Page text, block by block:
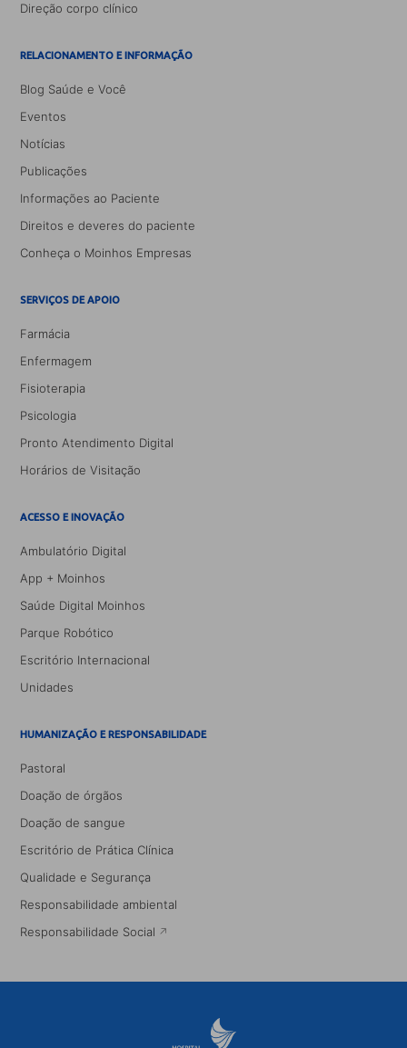
Direção corpo clínico
RELACIONAMENTO E INFORMAÇÃO
Blog Saúde e Você
Eventos
Notícias
Publicações
Informações ao Paciente
Direitos e deveres do paciente
Conheça o Moinhos Empresas
SERVIÇOS DE APOIO
Farmácia
Enfermagem
Fisioterapia
Psicologia
Pronto Atendimento Digital
Horários de Visitação
ACESSO E INOVAÇÃO
Ambulatório Digital
App + Moinhos
Saúde Digital Moinhos
Parque Robótico
Escritório Internacional
Unidades
HUMANIZAÇÃO E RESPONSABILIDADE
Pastoral
Doação de órgãos
Doação de sangue
Escritório de Prática Clínica
Qualidade e Segurança
Responsabilidade ambiental
Responsabilidade Social